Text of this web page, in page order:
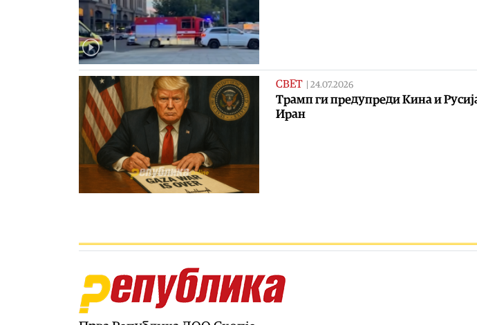
СВЕТ 24.07.2026
Трамп ги предупреди Кина и
Иран